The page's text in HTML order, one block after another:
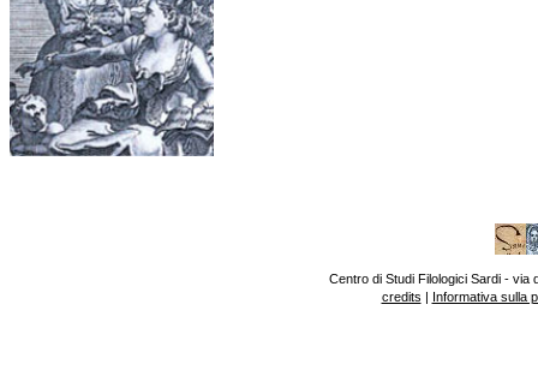
Centro di Studi Filologici Sardi - via
credits | Informativa sulla